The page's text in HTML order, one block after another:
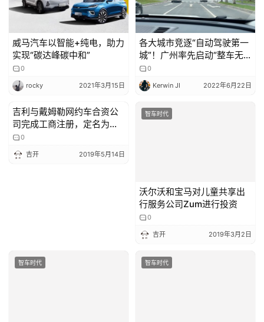
威马汽车以智能+纯电，助力
实现“碳达峰碳中和”
0
rocky 2021年3月15日
各大城市竞逐“自动驾驶第一
城”！广州率先启动“整车无
人”上路
0
Kerwin JI 2022年6月22日
智车时代
吉利与戴姆勒网约车合资公
司完成工商注册，定名为蔚
星科技
0
吉开 2019年5月14日
智车时代
沃尔沃和宝马对儿童共享出
行服务公司Zum进行投资
吉开 2019年3月2日
智车时代 智车时代